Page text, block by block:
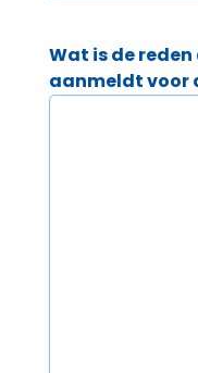
Wat is de
aanmeldt voor